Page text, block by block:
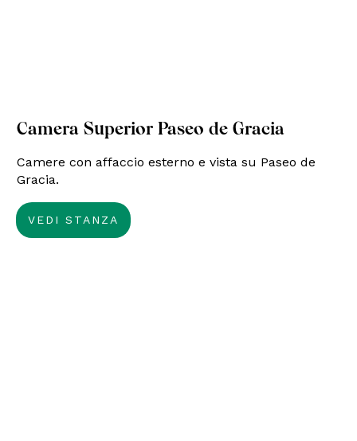
Camera Superior Paseo de Gracia
Camere con affaccio esterno e vista su Paseo de
Gracia.
VEDI STANZA